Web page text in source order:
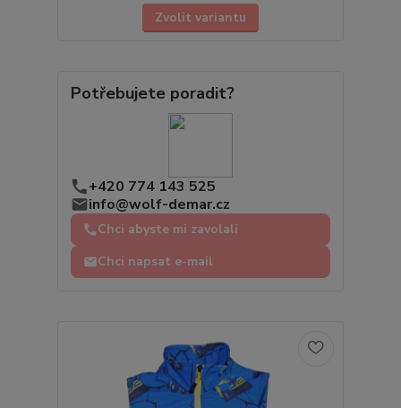
Zvolit variantu
Potřebujete poradit?
+420 774 143 525
info@wolf-demar.cz
Chci abyste mi zavolali
Chci napsat e-mail